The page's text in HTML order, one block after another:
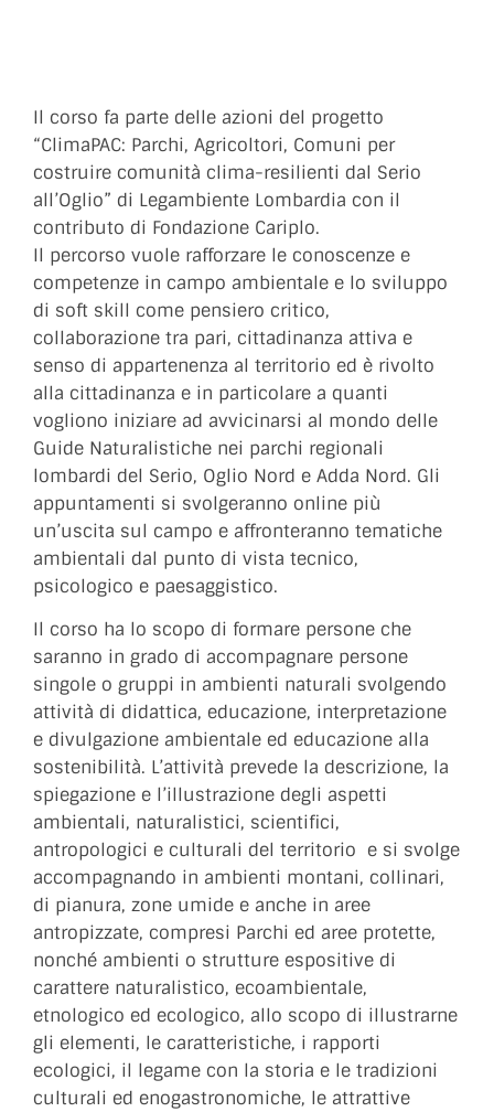
Il corso fa parte delle azioni del progetto
“ClimaPAC: Parchi, Agricoltori, Comuni per
costruire comunità clima-resilienti dal Serio
all’Oglio” di Legambiente Lombardia con il
contributo di Fondazione Cariplo.
Il percorso vuole rafforzare le conoscenze e
competenze in campo ambientale e lo sviluppo
di soft skill come pensiero critico,
collaborazione tra pari, cittadinanza attiva e
senso di appartenenza al territorio ed è rivolto
alla cittadinanza e in particolare a quanti
vogliono iniziare ad avvicinarsi al mondo delle
Guide Naturalistiche nei parchi regionali
lombardi del Serio, Oglio Nord e Adda Nord. Gli
appuntamenti si svolgeranno online più
un’uscita sul campo e affronteranno tematiche
ambientali dal punto di vista tecnico,
psicologico e paesaggistico.
Il corso ha lo scopo di formare persone che
saranno in grado di accompagnare persone
singole o gruppi in ambienti naturali svolgendo
attività di didattica, educazione, interpretazione
e divulgazione ambientale ed educazione alla
sostenibilità. L’attività prevede la descrizione, la
spiegazione e l’illustrazione degli aspetti
ambientali, naturalistici, scientifici,
antropologici e culturali del territorio e si svolge
accompagnando in ambienti montani, collinari,
di pianura, zone umide e anche in aree
antropizzate, compresi Parchi ed aree protette,
nonché ambienti o strutture espositive di
carattere naturalistico, ecoambientale,
etnologico ed ecologico, allo scopo di illustrarne
gli elementi, le caratteristiche, i rapporti
ecologici, il legame con la storia e le tradizioni
culturali ed enogastronomiche, le attrattive